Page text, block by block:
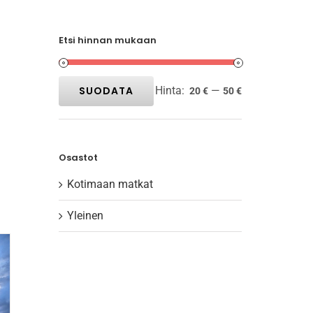
Etsi hinnan mukaan
Minimihinta
Maksimihinta
SUODATA Hinta: 20 € — 50 €
Osastot
Kotimaan matkat
Yleinen